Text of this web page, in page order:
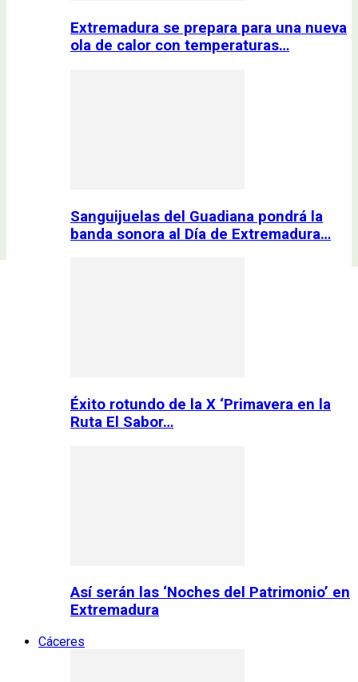
Extremadura se prepara para una nueva
ola de calor con temperaturas…
Sanguijuelas del Guadiana pondrá la
banda sonora al Día de Extremadura…
Éxito rotundo de la X ‘Primavera en la
Ruta El Sabor…
Así serán las ‘Noches del Patrimonio’ en
Extremadura
Cáceres